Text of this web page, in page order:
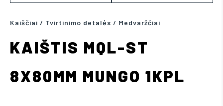
Kaiščiai / Tvirtinimo detalės / Medvaržčiai
KAIŠTIS MQL-ST
8X80MM MUNGO 1KPL